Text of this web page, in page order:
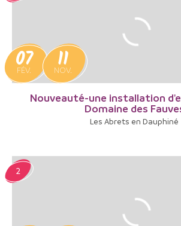
Nouveauté-une installation
Domaine des
Les Abrets en Dauphiné
07
FÉV. 11
NOV.
2